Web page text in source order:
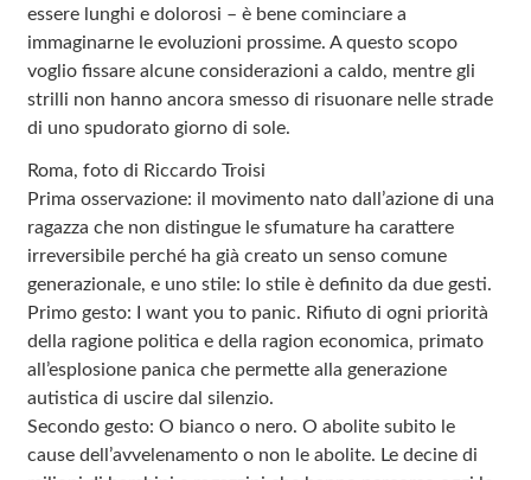
essere lunghi e dolorosi – è bene cominciare a
immaginarne le evoluzioni prossime. A questo scopo
voglio fissare alcune considerazioni a caldo, mentre gli
strilli non hanno ancora smesso di risuonare nelle strade
di uno spudorato giorno di sole.
Roma, foto di Riccardo Troisi
Prima osservazione: il movimento nato dall’azione di una
ragazza che non distingue le sfumature ha carattere
irreversibile perché ha già creato un senso comune
generazionale, e uno stile: lo stile è definito da due gesti.
Primo gesto: I want you to panic. Rifiuto di ogni priorità
della ragione politica e della ragion economica, primato
all’esplosione panica che permette alla generazione
autistica di uscire dal silenzio.
Secondo gesto: O bianco o nero. O abolite subito le
cause dell’avvelenamento o non le abolite. Le decine di